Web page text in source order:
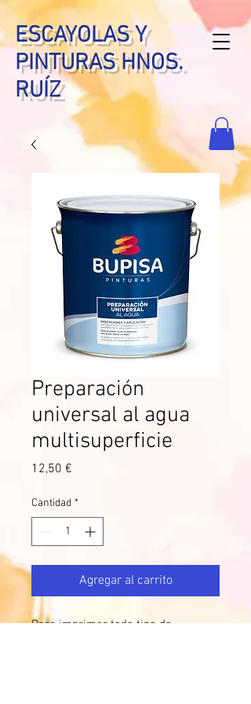
ESCAYOLAS Y
PINTURAS HNOS.
RUÍZ
Preparación
universal al agua
multisuperficie
12,50 €
Cantidad *
Agregar al carrito
Para imprimar todo tipo de